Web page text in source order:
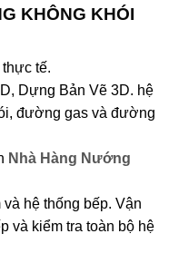
KHÔNG KHÓI
tế.
Dựng Bản Vẽ 3D. hệ
đường gas và đường
Nhà Hàng Nướng
hệ thống bếp. Vận
và kiểm tra toàn bộ hệ